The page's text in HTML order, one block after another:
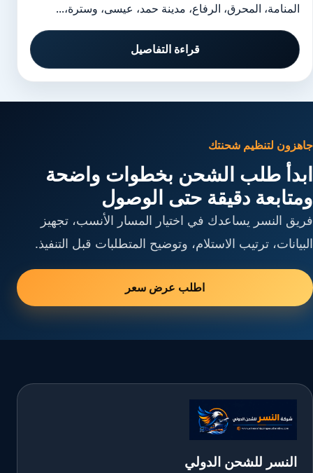
المنامة، المحرق، الرفاع، مدينة حمد، عيسى، وسترة،...
قراءة التفاصيل
جاهزون لتنظيم شحنتك
ابدأ طلب الشحن بخطوات واضحة
ومتابعة دقيقة حتى الوصول
فريق النسر يساعدك في اختيار المسار الأنسب، تجهيز
البيانات، ترتيب الاستلام، وتوضيح المتطلبات قبل التنفيذ.
اطلب عرض سعر
النسر للشحن الدولي